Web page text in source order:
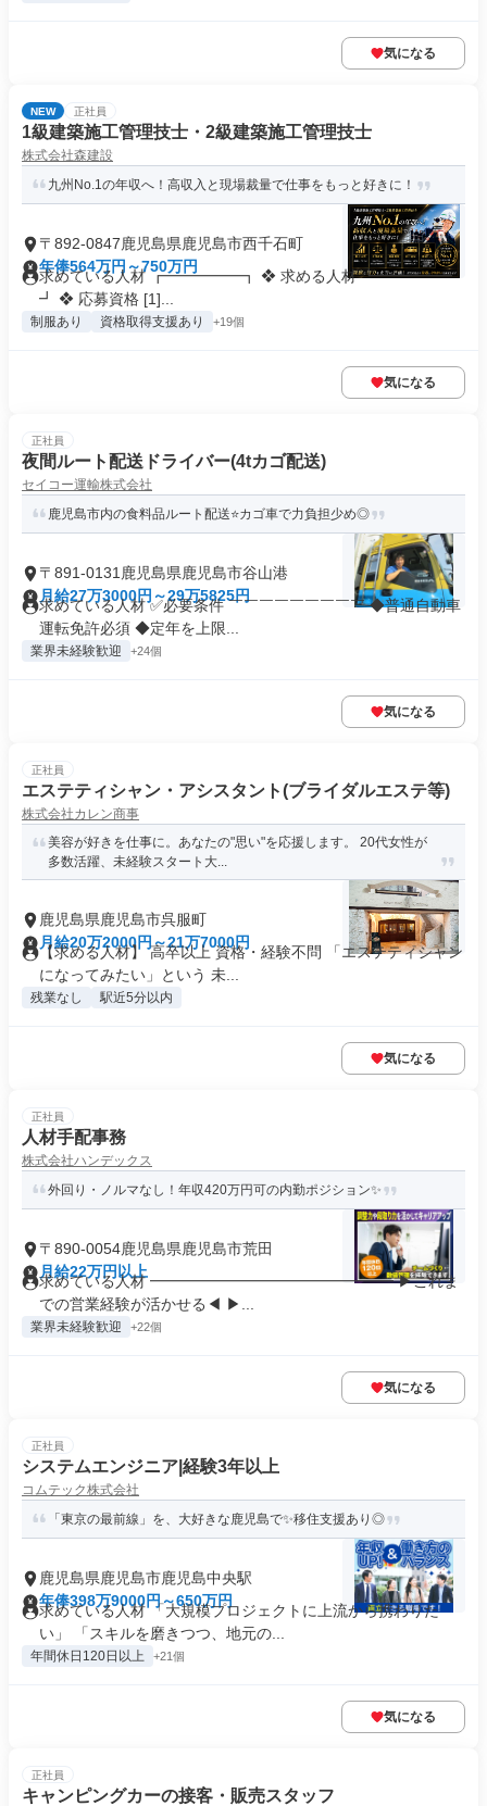
気になる
NEW 正社員
1級建築施工管理技士・2級建築施工管理技士
株式会社森建設
九州No.1の年収へ！高収入と現場裁量で仕事をもっと好きに！
〒892-0847鹿児島県鹿児島市西千石町
年俸564万円～750万円
求めている人材 ┏━━━━━┓ ❖ 求める人材 ┗━━━━━
┛ ❖ 応募資格 [1]...
制服あり 資格取得支援あり +19個
気になる
正社員
夜間ルート配送ドライバー(4tカゴ配送)
セイコー運輸株式会社
鹿児島市内の食料品ルート配送⭐カゴ車で力負担少め◎
〒891-0131鹿児島県鹿児島市谷山港
月給27万3000円～29万5825円
求めている人材 ✅必要条件 ￣￣￣￣￣￣￣￣￣ ◆普通自動車
運転免許必須 ◆定年を上限...
業界未経験歓迎 +24個
気になる
正社員
エステティシャン・アシスタント(ブライダルエステ等)
株式会社カレン商事
美容が好きを仕事に。あなたの"思い"を応援します。 20代女性が
多数活躍、未経験スタート大...
鹿児島県鹿児島市呉服町
月給20万2000円～21万7000円
【求める人材】 高卒以上 資格・経験不問 「エステティシャン
になってみたい」という 未...
残業なし 駅近5分以内
気になる
正社員
人材手配事務
株式会社ハンデックス
外回り・ノルマなし！年収420万円可の内勤ポジション✨
〒890-0054鹿児島県鹿児島市荒田
月給22万円以上
求めている人材 ━━━━━━━━━━━━━━━━ ▶これま
での営業経験が活かせる◀ ▶...
業界未経験歓迎 +22個
気になる
正社員
システムエンジニア|経験3年以上
コムテック株式会社
「東京の最前線」を、大好きな鹿児島で✨移住支援あり◎
鹿児島県鹿児島市鹿児島中央駅
年俸398万9000円～650万円
求めている人材 「大規模プロジェクトに上流から携わりた
い」 「スキルを磨きつつ、地元の...
年間休日120日以上 +21個
気になる
正社員
キャンピングカーの接客・販売スタッフ